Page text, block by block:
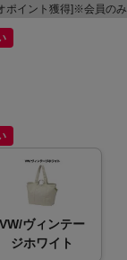
ポイント獲得]※会員のみ
VW/ヴィンテー
ジホワイト